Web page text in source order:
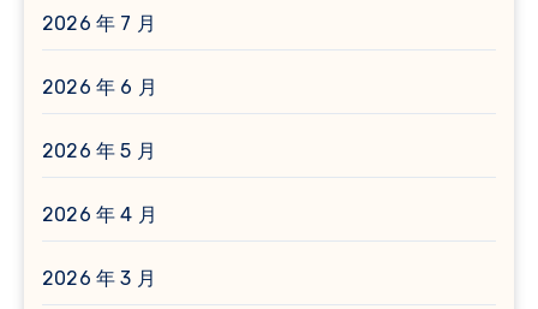
2026 年 7 月
2026 年 6 月
2026 年 5 月
2026 年 4 月
2026 年 3 月